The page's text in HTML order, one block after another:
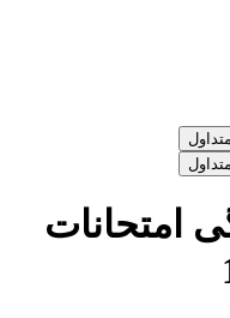
امتحانات